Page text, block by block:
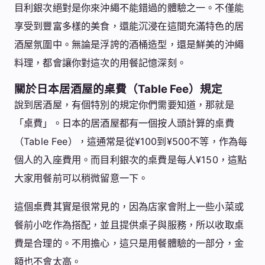
目利銀次絕對是你來沖繩不能錯過的體驗之一。不僅能
享受到豐富多樣的美食，還能沉浸在這間充滿特色的居
酒屋氛圍中。無論是浮誇的酒桶造型，還是鮮美的沖繩
料理，都會讓你對這次的用餐記憶深刻。
關於日本居酒屋的桌費（Table Fee）規定
說到居酒屋，有個特別的規定你們需要知道，那就是
「桌費」。日本的居酒屋都有一個按人頭計算的桌費
（Table Fee），這通常是從¥100到¥500不等，作為每
個人的入座費用。而目利銀次的桌費是每人¥150，這點
大家用餐前可以稍微留意一下。
這個桌費其實是很常見的，因為店家會附上一些小菜或
餐前小吃作為搭配，並且提供桌子與服務，所以收取桌
費是合理的。不用擔心，這只是用餐體驗的一部分，金
額也不會太高。